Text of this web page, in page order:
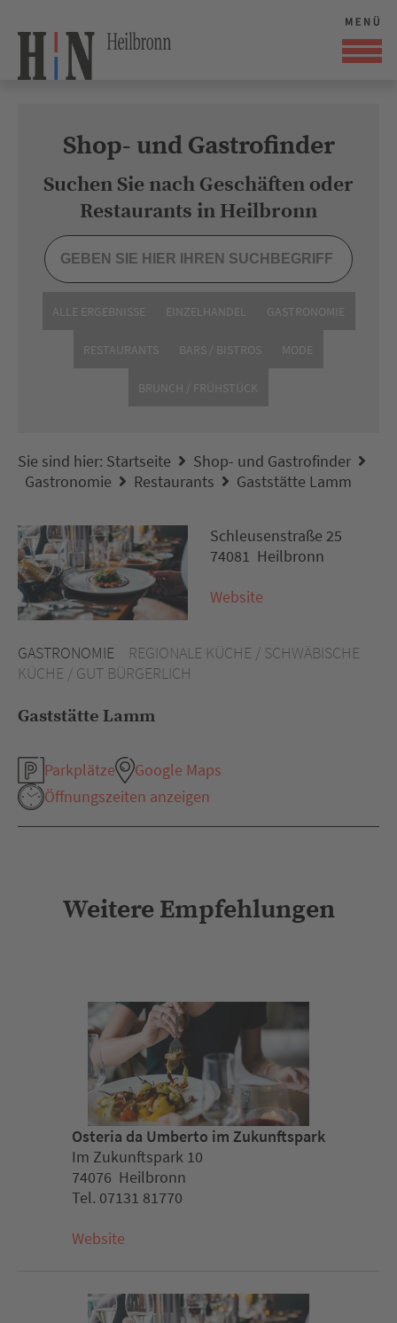
Shop- und Gastrofinder
Suchen Sie nach Geschäften oder
Restaurants in Heilbronn
ALLE ERGEBNISSE EINZELHANDEL GASTRONOMIE
RESTAURANTS BARS / BISTROS MODE
BRUNCH / FRÜHSTÜCK
Sie sind hier: Startseite
Shop- und Gastrofinder
Gastronomie
Restaurants Gaststätte Lamm
GASTRONOMIE
REGIONALE KÜCHE / SCHWÄBISCHE
KÜCHE / GUT BÜRGERLICH
Gaststätte Lamm
Parkplätze
Google Maps
Öffnungszeiten anzeigen
Schleusenstraße 25
74081 Heilbronn
Website
Weitere Empfehlungen
Osteria da Umberto im Zukunftspark
Im Zukunftspark 10
74076 Heilbronn
Tel. 07131 81770
Website